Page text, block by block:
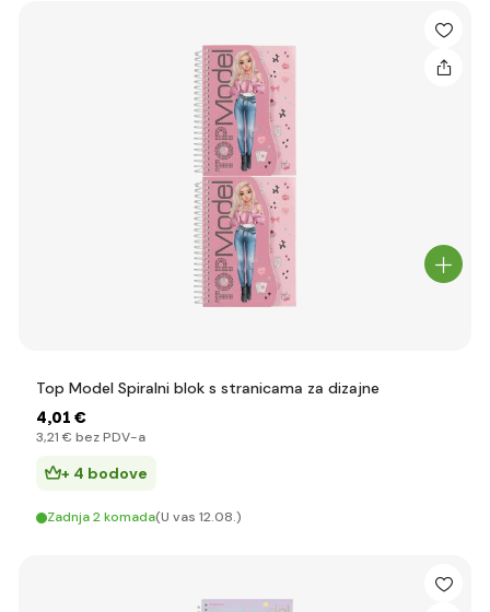
Top Model Spiralni blok s stranicama za dizajne
4,01 €
3,21 € bez PDV-a
+ 4 bodove
Zadnja 2 komada(U vas 12.08.)